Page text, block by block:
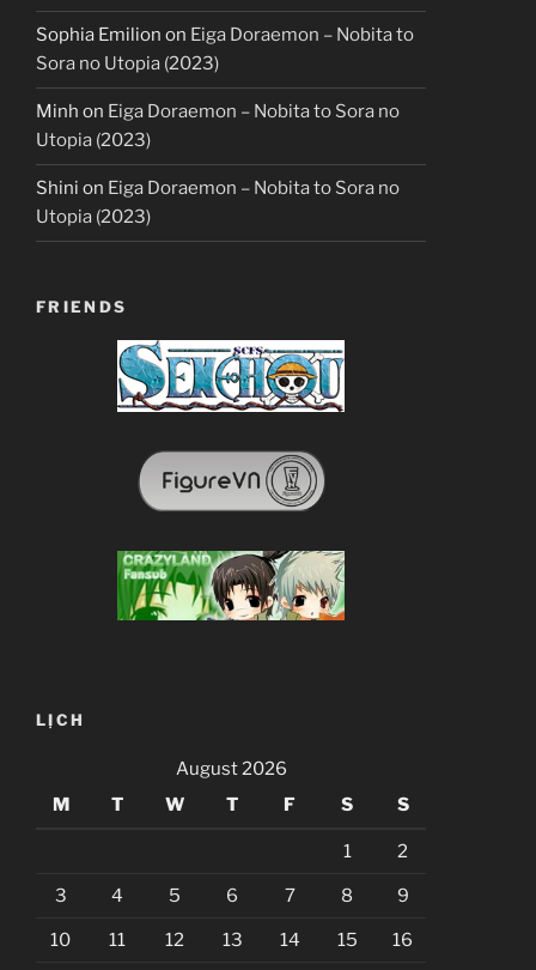
Sophia Emilion on Eiga Doraemon – Nobita to
Sora no Utopia (2023)
Minh on Eiga Doraemon – Nobita to Sora no
Utopia (2023)
Shini on Eiga Doraemon – Nobita to Sora no
Utopia (2023)
FRIENDS
LỊCH
August 2026
M
T W T F S S
1 2
3 4 5 6 7 8 9
10 11 12 13 14 15 16